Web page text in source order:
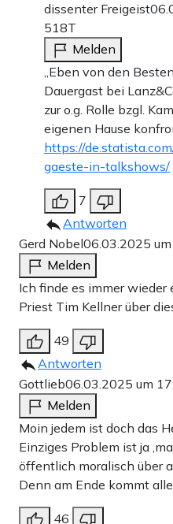
dissenter Freigeist
518T
Melden
„Eben von den
Dauergast bei
zur o.g. Rolle bzgl.
eigenen Hause
https://
gaeste-in-talkshows/
7
Antworten
Gerd Nobel06.03.2025
Melden
Ich finde es immer wieder
Priest Tim Kellner über
49
Antworten
Gottlieb06.03.2025 um
Melden
Moin jedem ist doch das
Einziges Problem ist ja
öffentlich moralisch über
Denn am Ende kommt
46